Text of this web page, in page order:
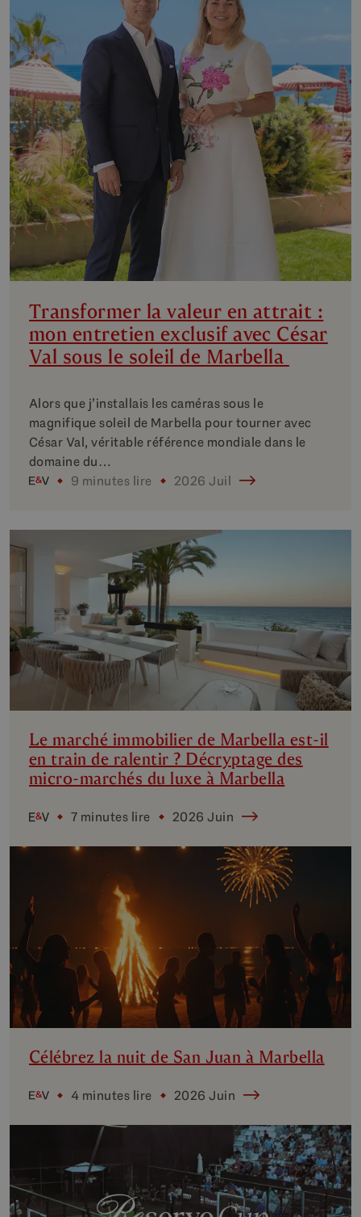
Transformer la valeur en attrait :
mon entretien exclusif avec César
Val sous le soleil de Marbella
Alors que j’installais les caméras sous le
magnifique soleil de Marbella pour tourner avec
César Val, véritable référence mondiale dans le
domaine du…
9 minutes lire
2026 Juil
Le marché immobilier de Marbella est-il
en train de ralentir ? Décryptage des
micro-marchés du luxe à Marbella
7 minutes lire 2026 Juin
Célébrez la nuit de San Juan à Marbella
4 minutes lire 2026 Juin